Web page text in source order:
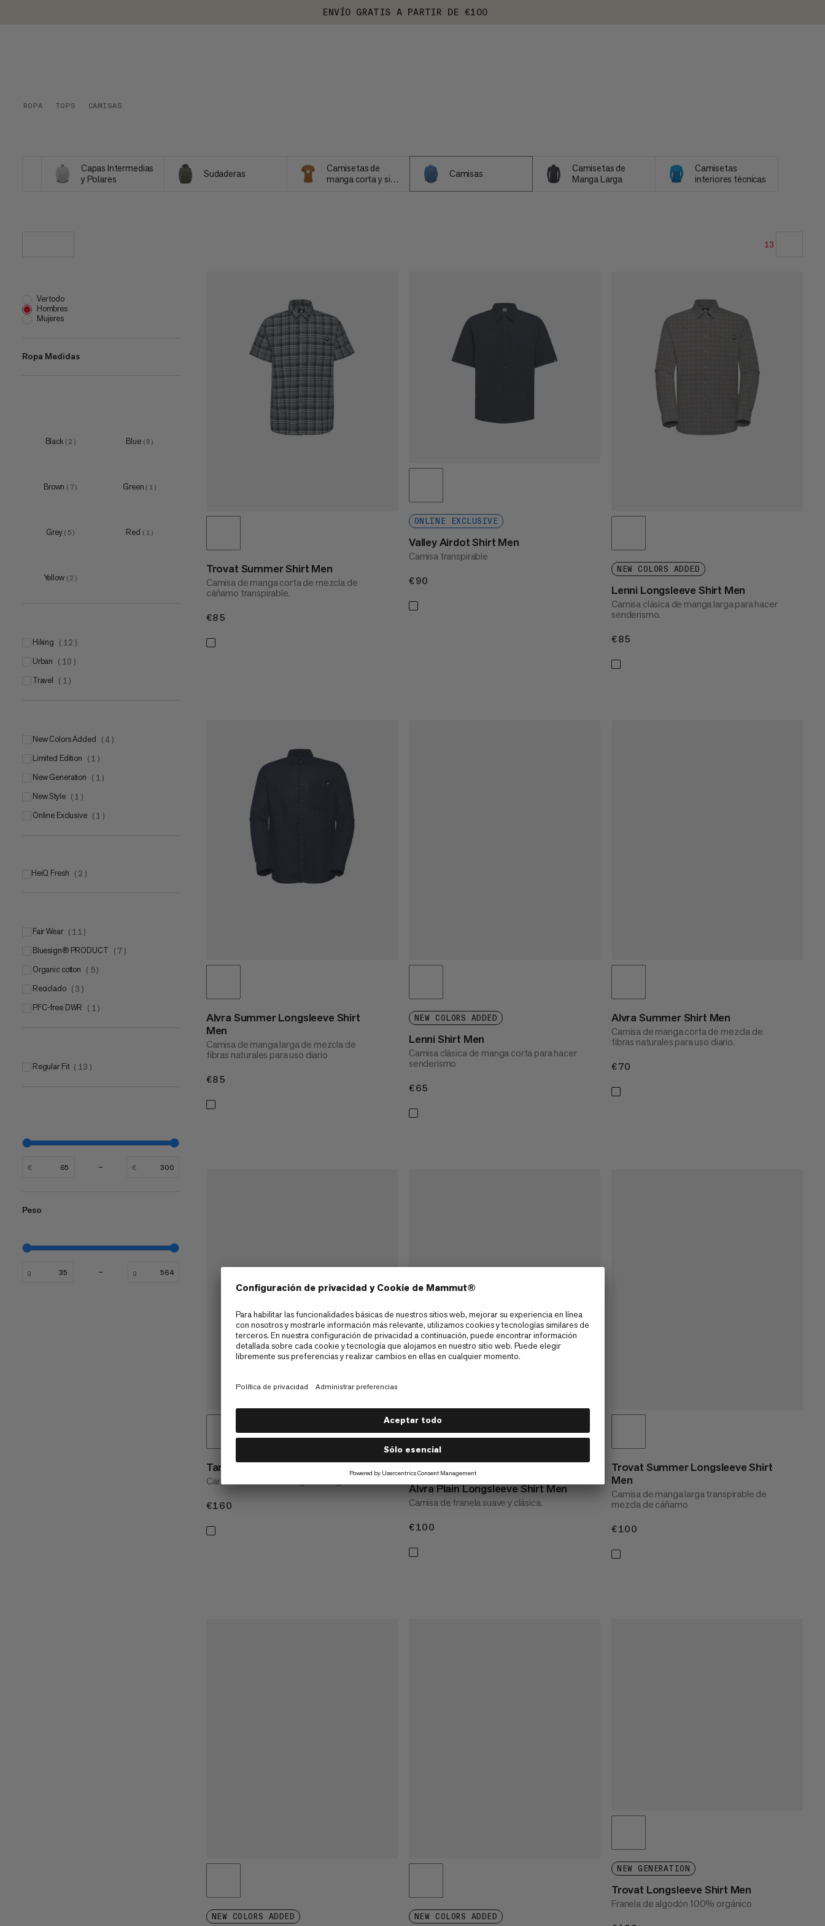
ENVÍO GRATIS A PARTIR DE €100
ROPA TOPS CAMISAS
Capas Intermedias
y Polares
Sudaderas
Camisetas de
manga corta y sin
Camisas
Camisetas de
Manga Larga
Camisetas
interiores técnicas
13
PRECIO ALTO A BAJO
¿QUÉ HAY DE NUEVO
CLASIFICACIÓN
Ver todo
Hombres
Mujeres
Ropa Medidas
XXL (1)
XXL ( 12)
3XL ( 3)
Black ( 2 ) Blue ( 8 )
Brown ( 7 ) Green ( 1 )
Grey ( 5 ) Red ( 1 )
Yellow ( 2 )
hiking ( 12 )
urban ( 10 )
travel ( 1 )
New Colors Added ( 4 )
Limited Edition ( 1 )
New Generation ( 1 )
New Style ( 1 )
Online Exclusive ( 1 )
HeiQ Fresh ( 2 )
Fair Wear ( 11 )
bluesign® PRODUCT ( 7 )
Organic cotton ( 5)
Reciclado ( 3 )
PFC-free DWR ( 1 )
Regular Fit ( 13 )
€ €
​​​​​​​​​​​​​​​​​​Peso
g g
Trovat Summer Shirt Men
Camisa de manga corta de mezcla de
cáñamo transpirable.
€85
ONLINE EXCLUSIVE
Valley Airdot Shirt Men
Camisa transpirable
€90
NEW COLORS ADDED
Lenni Longsleeve Shirt Men
Camisa clásica de manga larga para hacer
senderismo.
€85
Alvra Summer Longsleeve Shirt
Men
Camisa de manga larga de mezcla de
fibras naturales para uso diario
€85
NEW COLORS ADDED
Lenni Shirt Men
Camisa clásica de manga corta para hacer
senderismo
€65
Alvra Summer Shirt Men
Camisa de manga corta de mezcla de
fibras naturales para uso diario.
€70
Tamaro Overshirt Men
Camisa de franela de algodón orgánico
€160
Alvra Plain Longsleeve Shirt Men
Camisa de franela suave y clásica.
€100
Trovat Summer Longsleeve Shirt
Men
Camisa de manga larga transpirable de
mezcla de cáñamo
€100
NEW COLORS ADDED NEW COLORS ADDED
NEW GENERATION
Trovat Longsleeve Shirt Men
Franela de algodón 100% orgánico